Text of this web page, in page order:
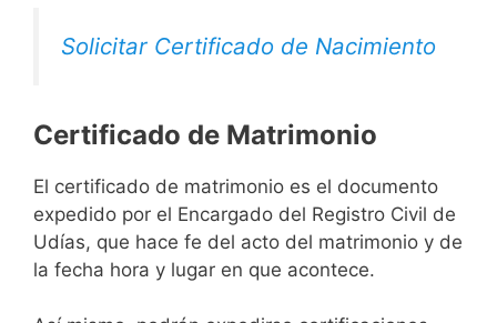
Solicitar Certificado de Nacimiento
Certificado de Matrimonio
El certificado de matrimonio es el documento
expedido por el Encargado del Registro Civil de
Udías, que hace fe del acto del matrimonio y de
la fecha hora y lugar en que acontece.